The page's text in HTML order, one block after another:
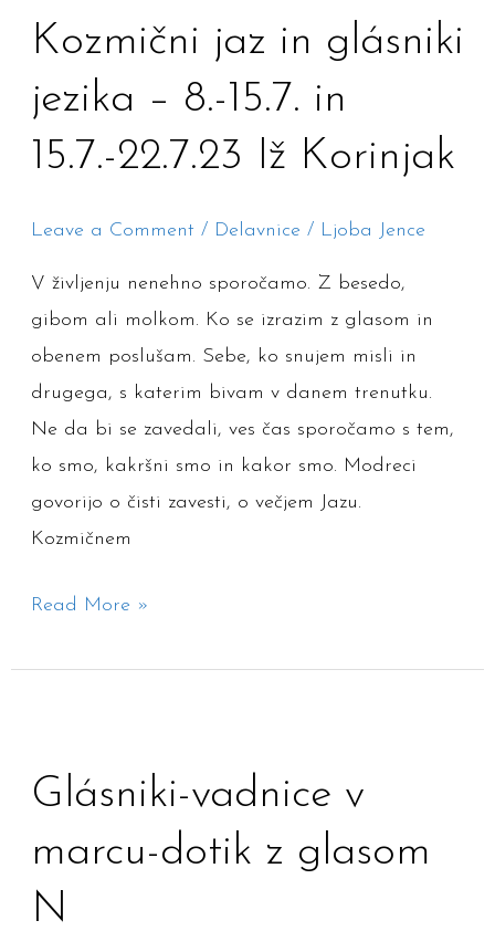
petje
ponovna
povezava
kraljestvi
vesolja
začetek
2024
Kozmični jaz in glásniki
jezika – 8.-15.7. in
15.7.-22.7.23 Iž Korinjak
Leave a Comment / Delavnice / Ljoba Jence
V življenju nenehno sporočamo. Z besedo,
gibom ali molkom. Ko se izrazim z glasom in
obenem poslušam. Sebe, ko snujem misli in
drugega, s katerim bivam v danem trenutku.
Ne da bi se zavedali, ves čas sporočamo s tem,
ko smo, kakršni smo in kakor smo. Modreci
govorijo o čisti zavesti, o večjem Jazu.
Kozmičnem
Kozmični
in
glásniki
in
15.7.-22.7.23
Iž
Korinjak
Read More »
Glásniki-vadnice v
marcu-dotik z glasom
N
v
dotik